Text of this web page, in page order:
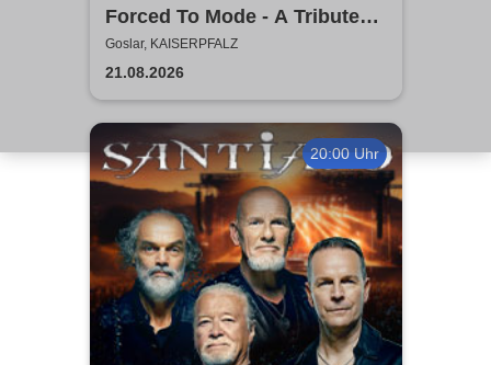
Forced To Mode - A Tribute
To Depeche Mode
Goslar, KAISERPFALZ
21.08.2026
20:00 Uhr